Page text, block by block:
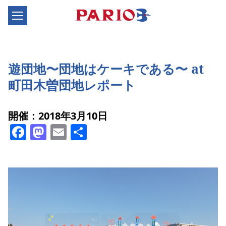
遊団地〜団地はケーキである〜 at
町田木曽団地レポート
開催：2018年3月10日
Facebook
Mastodon
Email